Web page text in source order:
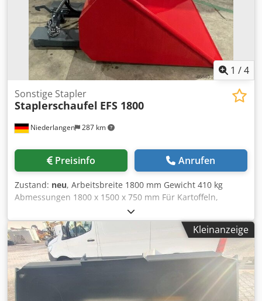
1 /4
Niederlangen 287 km
Sonstige Stapler
Staplerschaufel EFS 1800
Preisinfo Anrufen
Zustand: neu, Arbeitsbreite 1800 mm Gewicht 410 kg
Abmessungen 1800 x 1500 x 750 mm Für Kartoffeln,
Zwiebeln, Möhren, Getreide, Dünger und andere
Schüttgüter. Superstabile Ausführung, zum Aufstecken auf
die Staplerzinken, Einfahrtaschen B/H: 180 mm/70 mm,
doppelte Gelenkumlenkung, doppelwirkender
Hydraulikzylinder, Schläuche und Kupplungen,
Schneidkante vorne 15 mm, je ein Sichtfenster rechts und
links oben. Schaufelbreite ca. 1800mm Schaufeltiefe ca.
1500 mm Schaufelhöhe ca. 750 mm Einfahrtaschen 70 mm
Kleinanzeige